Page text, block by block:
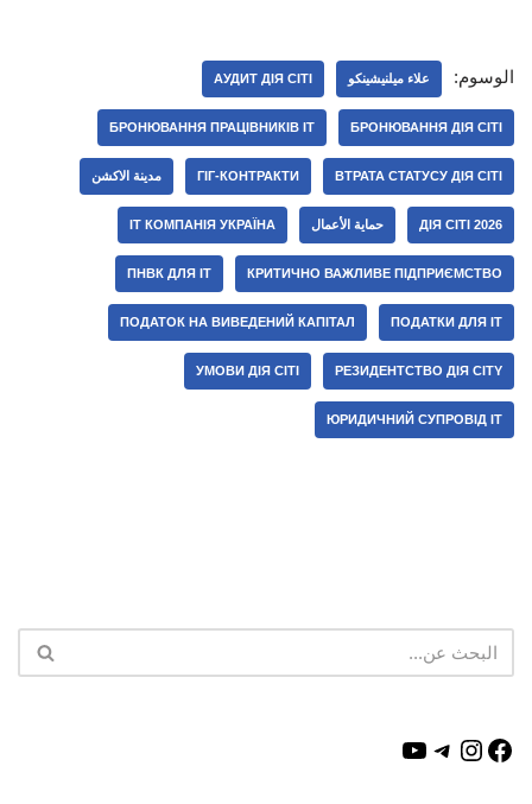
الوسوم: علاء ميلنيشينكو АУДИТ ДІЯ СІТІ
БРОНЮВАННЯ ДІЯ СІТІ
БРОНЮВАННЯ ПРАЦІВНИКІВ ІТ
ВТРАТА СТАТУСУ ДІЯ СІТІ
ГІГ-КОНТРАКТИ مدينة الاكشن
ДІЯ СІТІ 2026 حماية الأعمال ІТ КОМПАНІЯ УКРАЇНА
КРИТИЧНО ВАЖЛИВЕ ПІДПРИЄМСТВО
ПНВК ДЛЯ ІТ
ПОДАТКИ ДЛЯ ІТ
ПОДАТОК НА ВИВЕДЕНИЙ КАПІТАЛ
РЕЗИДЕНТСТВО ДІЯ CITY
УМОВИ ДІЯ СІТІ
ЮРИДИЧНИЙ СУПРОВІД ІТ